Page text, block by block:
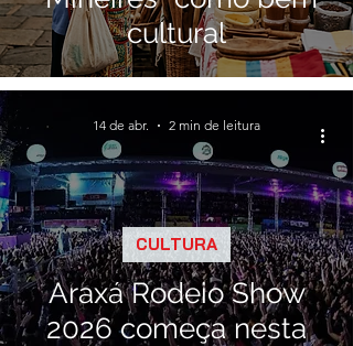
cultural
Araxá Rodeio Show
2026 começa nesta
CULTURA
14 de abr. 2 min de leitura